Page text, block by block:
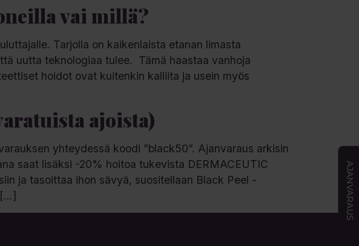
vai millä?
Tarjolla on kaikenlaista etanan limasta
uutta teknologiaa tulee. Tämä haastaa vanhoja
hoidot ovat kuitenkin kalliita ja usein myös
ajoista)
yhteydessä koodi ”black50”. Ajanvaraus arkisin
saat lisäksi -20% hoitoa tukevista DERMACEUTIC
ja tasoittaa ihon sävyä, suositellaan Black Peel -
AJANVARAUS